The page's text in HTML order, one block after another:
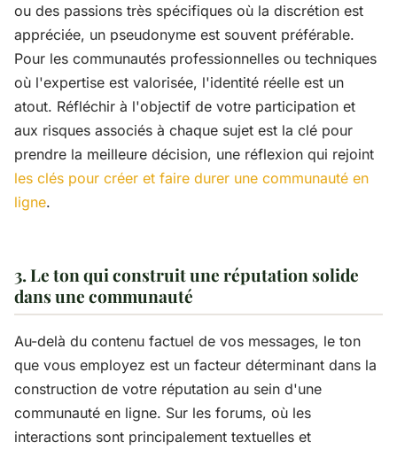
ou des passions très spécifiques où la discrétion est
appréciée, un pseudonyme est souvent préférable.
Pour les communautés professionnelles ou techniques
où l'expertise est valorisée, l'identité réelle est un
atout. Réfléchir à l'objectif de votre participation et
aux risques associés à chaque sujet est la clé pour
prendre la meilleure décision, une réflexion qui rejoint
les clés pour créer et faire durer une communauté en
ligne.
3. Le ton qui construit une réputation solide
dans une communauté
Au-delà du contenu factuel de vos messages, le ton
que vous employez est un facteur déterminant dans la
construction de votre réputation au sein d'une
communauté en ligne. Sur les forums, où les
interactions sont principalement textuelles et